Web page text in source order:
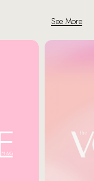
See More